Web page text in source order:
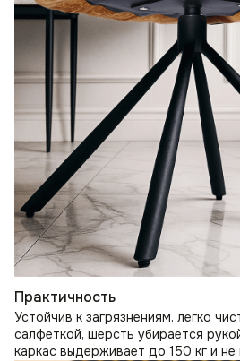
Практичность
Устойчив к загрязнениям, легко
салфеткой, шерсть убирается
каркас выдерживает до 150 кг и не